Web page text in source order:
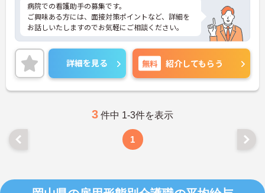
病院での看護助手の募集です。
ご興味ある方には、面接対策ポイントなど、詳細を
お話しいたしますのでお気軽にご相談ください。
詳細を見る 無料 紹介してもらう
3 件中 1-3件を表示
1